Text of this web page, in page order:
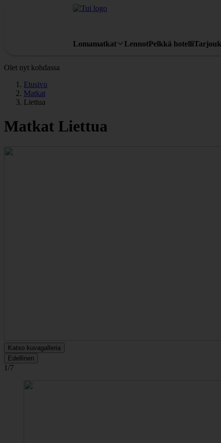
Lomamatkat LennotPelkkä hotelli
Olet nyt kohdassa
Etusivu
Matkat
Liettua
Matkat Liettua
Katso kuvagalleria
Edellinen
1/7